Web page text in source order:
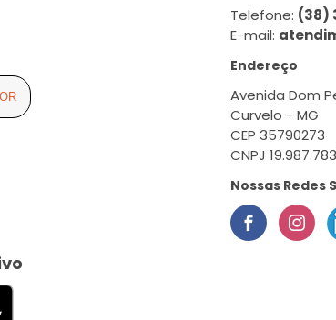
Telefone: (38)
E-mail:
Endereço
Avenida Dom
Curvelo - MG
CEP 35790273
CNPJ
Nossas Redes